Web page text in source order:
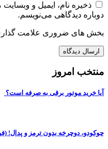
ذخیره نام، ایمیل و
دوباره دیدگاهی می‌نویسم.
بخش های ضروری علامت
منتخب امروز
آیا خرید موتور برقی به صرفه است؟
چوکودو، دوچرخه بدون ترمز و پدال!